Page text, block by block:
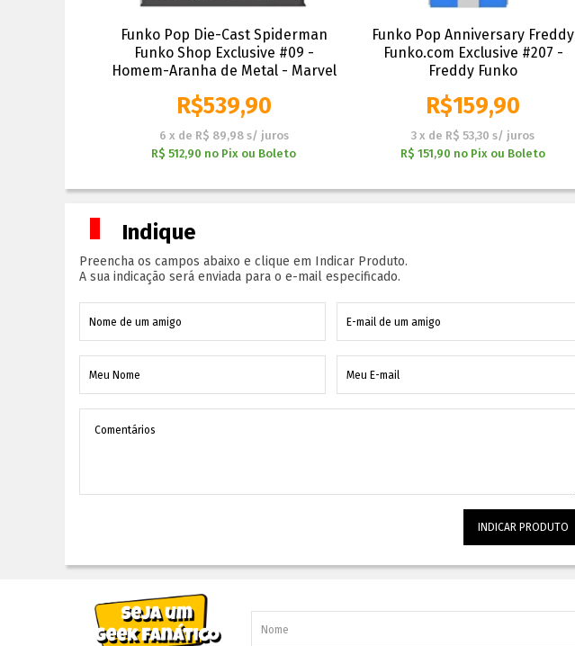
Funko Pop Die-Cast Spiderman
Funko Shop Exclusive #09 -
Homem-Aranha de Metal - Marvel
R$539,90
6 x de R$ 89,98 s/ juros
R$ 512,90 no Pix ou Boleto
Funko Pop Anniversary Freddy
Funko.com Exclusive #207 -
Freddy Funko
R$159,90
3 x de R$ 53,30 s/ juros
R$ 151,90 no Pix ou Boleto
Indique
Preencha os campos abaixo e clique em Indicar Produto.
A sua indicação será enviada para o e-mail especificado.
INDICAR PRODUTO